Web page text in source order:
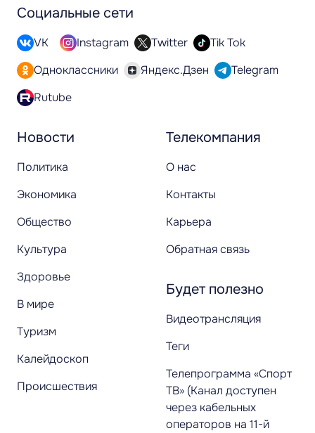
Новости
Политика
Экономика
Общество
Культура
Здоровье
В мире
Туризм
Калейдоскоп
Происшествия
Телекомпания
О нас
Контакты
Карьера
Обратная связь
Будет полезно
Видеотрансляция
Теги
Телепрограмма «Спорт
ТВ» (Канал доступен
через кабельных
операторов на 11-й
Социальные сети
VK Instagram Twitter
Tik Tok
Одноклассники
Яндекс.Дзен
Telegram
Rutube